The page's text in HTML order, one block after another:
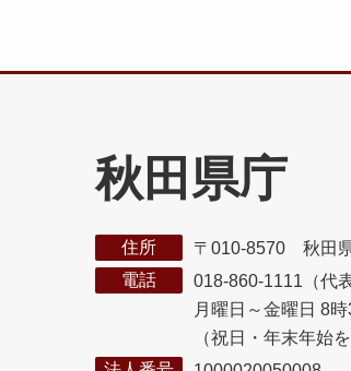
秋田県庁
住所
〒010-8570 秋田
電話
018-860-1111（代表
月曜日～金曜日 8
（祝日・年末年始を